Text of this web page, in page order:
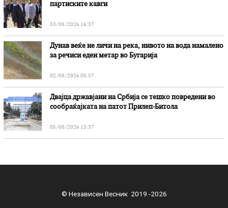
партиските кавги
03/08/2026 16:37
Дунав веќе не личи на река, нивото на вода намалено
за речиси еден метар во Бугарија
02/08/2026 08:57
Двајца државјани на Србија се тешко повредени во
сообраќајката на патот Прилеп-Битола
05/08/2026 13:37
© Независен Весник 2019 -2026